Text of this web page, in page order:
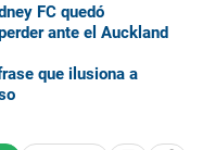
FC quedó
ante el Auckland
que ilusiona a